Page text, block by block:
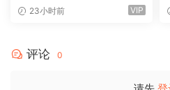
• Apple Silicon 或 Intel Core 处
synthesizer. Built for textures
ed and Keygen-R2R [WiN]
23小时前 VIP
评论 0